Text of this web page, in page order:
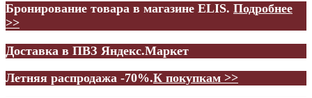
Бронирование товара в магазине ELIS. Подробнее
>>
Доставка в ПВЗ Яндекс.Маркет
Летняя распродажа -70%.К покупкам >>